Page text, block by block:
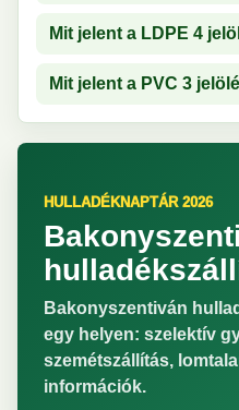
Mit jelent a LDPE 4
Mit jelent a PVC 3
HULLADÉKNAPTÁR 2026
Bakonyszentiván
egy helyen: szelektív
szemétszállítás,
információk.